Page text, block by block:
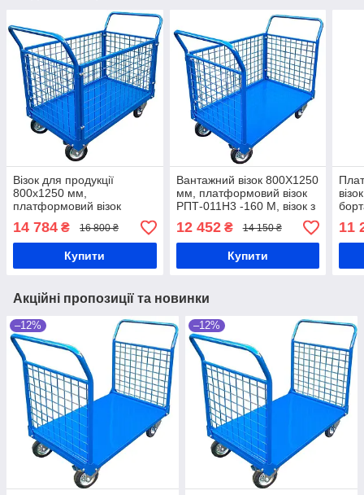
Візок для продукції
800х1250 мм,
платформовий візок
РПТ-011Н4-200 М, візок з
сітчастими бортами,
вантажний візок для
14 784 ₴ 16 800 ₴
Купити
Вантажний візок 800Х1250
мм, платформовий візок
РПТ-011Н3 -160 М, візок з
платформою, візок з
бортами з сітки
12 452₴ 14 150 ₴
Купити
11
Акційні пропозиції та новинки
–12% –12%